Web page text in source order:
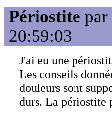
Périostite par
20:59:03
J'ai eu une
Les conseils
douleurs sont
durs. La périostite